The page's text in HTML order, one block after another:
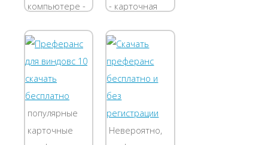
компьютере -
(Marriage)
v2.44. Для ее
скачивания
нужна
регистрация,
поэтому, ее
- карточная
взятками. Она
распространилась
в России в
середине
девятнадцатого
века.
популярные
карточные
Невероятно,